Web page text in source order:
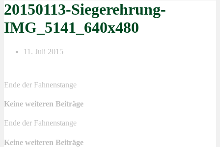
20150113-Siegerehrung-
IMG_5141_640x480
11. Juli 2015
Ende der Fahnenstange
Keine weiteren Beiträge
Ende der Fahnenstange
Keine weiteren Beiträge